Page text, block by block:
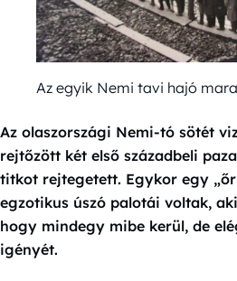
Az egyik Nemi tavi hajó
Az olaszországi Nemi-tó sötét
rejtőzött két első századbeli
titkot rejtegetett. Egykor egy
egzotikus úszó palotái voltak,
hogy mindegy mibe kerül, de
igényét.